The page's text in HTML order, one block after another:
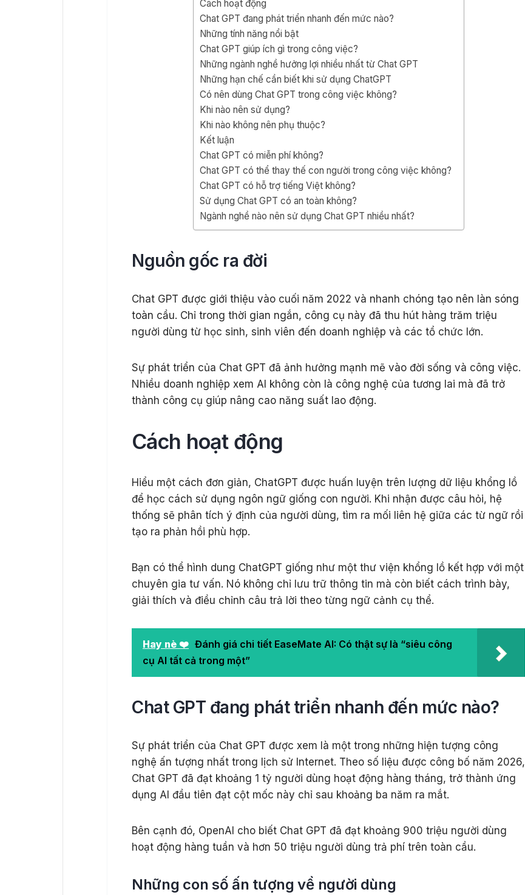
Cách hoạt động
Chat GPT đang phát triển nhanh đến mức nào?
Những tính năng nổi bật
Chat GPT giúp ích gì trong công việc?
Những ngành nghề hưởng lợi nhiều nhất từ Chat GPT
Những hạn chế cần biết khi sử dụng ChatGPT
Có nên dùng Chat GPT trong công việc không?
Khi nào nên sử dụng?
Khi nào không nên phụ thuộc?
Kết luận
Chat GPT có miễn phí không?
Chat GPT có thể thay thế con người trong công việc không?
Chat GPT có hỗ trợ tiếng Việt không?
Sử dụng Chat GPT có an toàn không?
Ngành nghề nào nên sử dụng Chat GPT nhiều nhất?
Nguồn gốc ra đời
Chat GPT được giới thiệu vào cuối năm 2022 và nhanh chóng tạo nên làn sóng
toàn cầu. Chỉ trong thời gian ngắn, công cụ này đã thu hút hàng trăm triệu
người dùng từ học sinh, sinh viên đến doanh nghiệp và các tổ chức lớn.
Sự phát triển của Chat GPT đã ảnh hưởng mạnh mẽ vào đời sống và công việc.
Nhiều doanh nghiệp xem AI không còn là công nghệ của tương lai mà đã trở
thành công cụ giúp nâng cao năng suất lao động.
Cách hoạt động
Hiểu một cách đơn giản, ChatGPT được huấn luyện trên lượng dữ liệu khổng lồ
để học cách sử dụng ngôn ngữ giống con người. Khi nhận được câu hỏi, hệ
thống sẽ phân tích ý định của người dùng, tìm ra mối liên hệ giữa các từ ngữ rồi
tạo ra phản hồi phù hợp.
Bạn có thể hình dung ChatGPT giống như một thư viện khổng lồ kết hợp với một
chuyên gia tư vấn. Nó không chỉ lưu trữ thông tin mà còn biết cách trình bày,
giải thích và điều chỉnh câu trả lời theo từng ngữ cảnh cụ thể.
Hay nè ❤️ Đánh giá chi tiết EaseMate AI: Có thật sự là “siêu công
cụ AI tất cả trong một”
Chat GPT đang phát triển nhanh đến mức nào?
Sự phát triển của Chat GPT được xem là một trong những hiện tượng công
nghệ ấn tượng nhất trong lịch sử Internet. Theo số liệu được công bố năm 2026,
Chat GPT đã đạt khoảng 1 tỷ người dùng hoạt động hàng tháng, trở thành ứng
dụng AI đầu tiên đạt cột mốc này chỉ sau khoảng ba năm ra mắt.
Bên cạnh đó, OpenAI cho biết Chat GPT đã đạt khoảng 900 triệu người dùng
hoạt động hàng tuần và hơn 50 triệu người dùng trả phí trên toàn cầu.
Những con số ấn tượng về người dùng